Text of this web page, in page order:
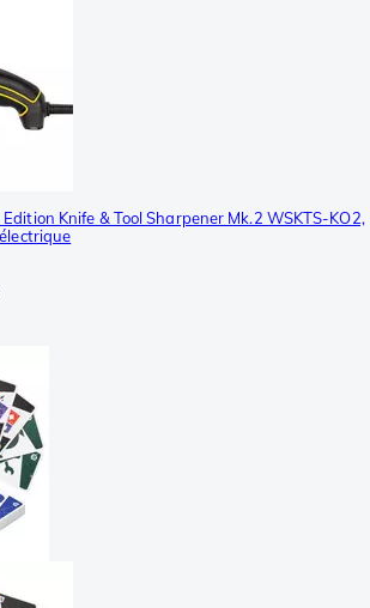
Knife & Tool Sharpener Mk.2 WSKTS-KO2,